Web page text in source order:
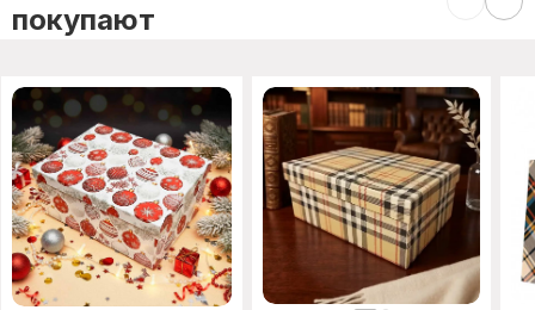
покупают